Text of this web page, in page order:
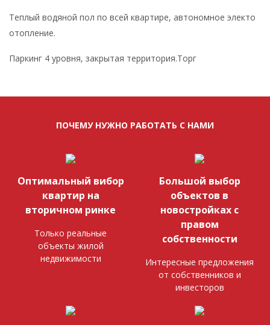
Теплый водяной пол по всей квартире, автономное электо
отопление.
Паркинг 4 уровня, закрытая территория.Торг
ПОЧЕМУ НУЖНО РАБОТАТЬ С НАМИ
Оптимальный вибор
квартир на
вторичном ринке
Только реальные
объекты жилой
недвижимости
Большой выбор
объектов в
новостройках с
правом
собственности
Интересные предложения
от собственников и
инвесторов